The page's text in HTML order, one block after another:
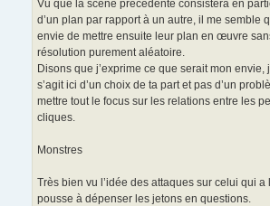
Vu que la scène précédente consistera en
d’un plan par rapport à un autre, il me semble
envie de mettre ensuite leur plan en œuvre
résolution purement aléatoire.
Disons que j’exprime ce que serait mon envie,
s’agit ici d’un choix de ta part et pas d’un
mettre tout le focus sur les relations entre les
cliques.
Monstres
Très bien vu l’idée des attaques sur celui qui
pousse à dépenser les jetons en questions.